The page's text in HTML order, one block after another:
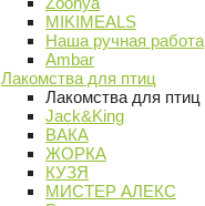
MIKIMEALS
Наша ручная работа
Ambar
Лакомства для птиц
Лакомства для птиц
Jack&King
ВАКА
ЖОРКА
КУЗЯ
МИСТЕР АЛЕКС